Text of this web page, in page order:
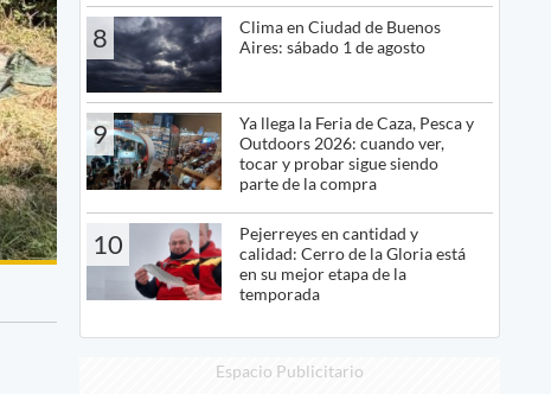
8
Clima en Ciudad de Buenos
Aires: sábado 1 de agosto
9
Ya llega la Feria de Caza, Pesca y
Outdoors 2026: cuando ver,
tocar y probar sigue siendo
parte de la compra
10
Pejerreyes en cantidad y
calidad: Cerro de la Gloria está
en su mejor etapa de la
temporada
Espacio Publicitario